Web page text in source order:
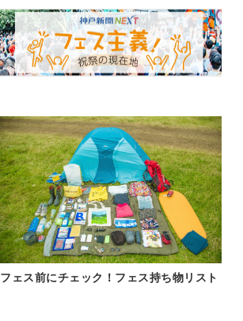
フェス前にチェック！フェス持ち物リスト